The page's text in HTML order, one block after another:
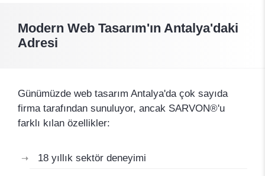
Modern Web Tasarım'ın Antalya'daki
Adresi
Günümüzde web tasarım Antalya'da çok sayıda
firma tarafından sunuluyor, ancak SARVON®'u
farklı kılan özellikler:
18 yıllık sektör deneyimi